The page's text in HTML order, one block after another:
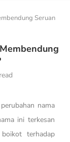
Seruan
nama
ini terkesan
terhadap